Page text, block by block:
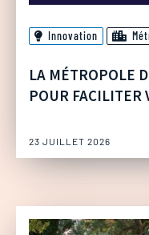
Innovation
LA MÉTROPOLE
POUR FACILITER
23 JUILLET 2026